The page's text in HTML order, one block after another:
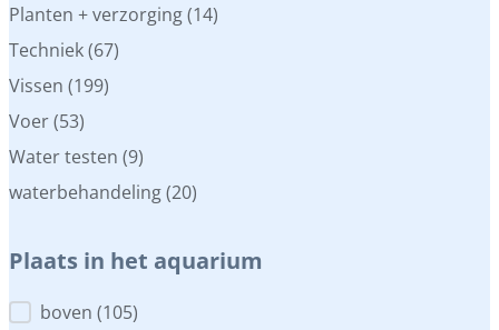
Planten + verzorging(14)
Techniek(67)
Vissen (199)
Voer(53)
Water testen (9)
waterbehandeling(20)
Plaats in het aquarium
Plaats in het aquarium
boven (105)